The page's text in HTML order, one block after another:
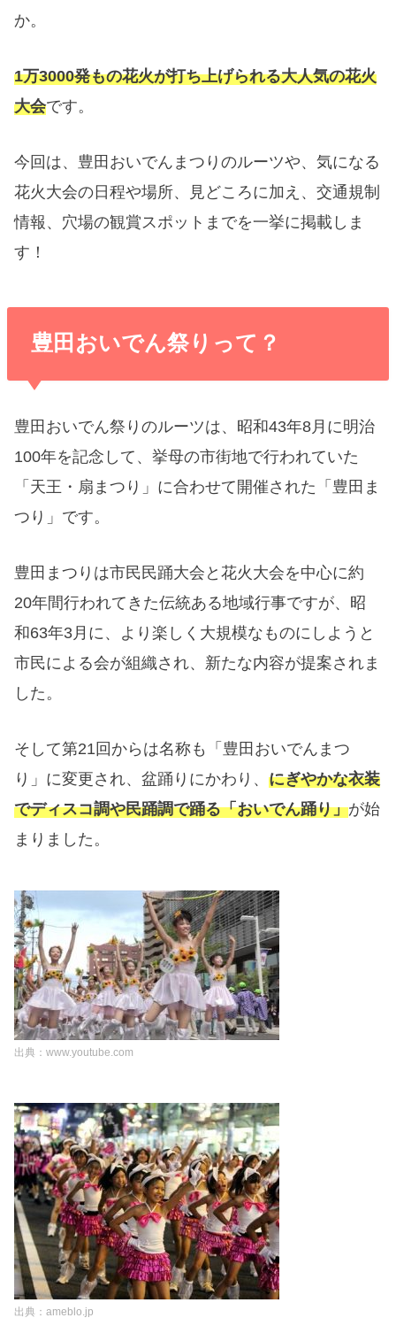
か。
1万3000発もの花火が打ち上げられる大人気の花火
大会です。
今回は、 豊田おいでんまつりのルーツや、気になる
花火大会の日程や場所、見どころに加え、交通規制
情報、穴場の観賞スポットまでを一挙に掲載 しま
す！
豊田おいでん祭りって？
豊田おいでん祭りのルーツは、 昭和43年8月に明治
100年を記念して、挙母の市街地で行われていた
「天王・扇まつり」に合わせて開催された「豊田ま
つり」 です。
豊田まつりは市民民踊大会と花火大会を中心に約
20年間行われてきた伝統ある地域行事ですが、昭
和63年3月に、より楽しく大規模なものにしようと
市民による会が組織され、新たな内容が提案されま
した。
そして第21回からは名称も「豊田おいでんまつ
り」に変更され、盆踊りにかわり、にぎやかな衣装
でディスコ調や民踊調で踊る「おいでん踊り」が始
まりました。
出典：www.youtube.com
出典：ameblo.jp